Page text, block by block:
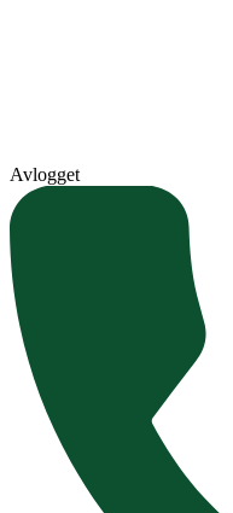
Avlogget